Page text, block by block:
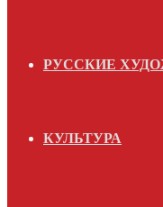
РУССКИЕ
КУЛЬТУРА